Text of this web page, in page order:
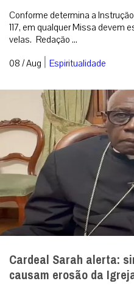
Conforme determina a
117, em qualquer Missa devem
velas. Redação ...
08 / Aug | Espiritualidade
Cardeal Sarah alerta:
causam erosão da